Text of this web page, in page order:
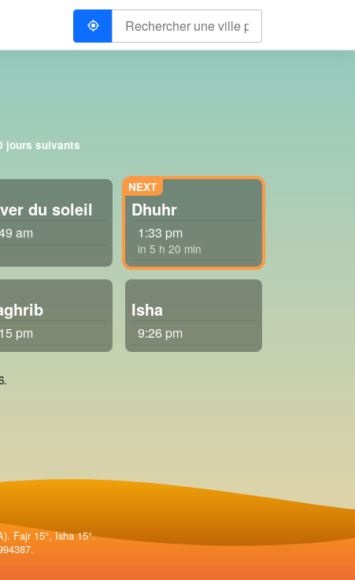
jours suivants
du soleil
am
Dhuhr
1:33 pm
in 5 h 20 min
pm
Isha
9:26 pm
.
Fajr 15°, Isha 15°.